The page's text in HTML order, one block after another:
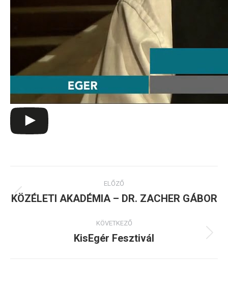
navigation
ELŐZŐ
Previous
KÖZÉLETI AKADÉMIA – DR. ZACHER GÁBOR
KÖVETKEZŐ
Next
KisEgér Fesztivál